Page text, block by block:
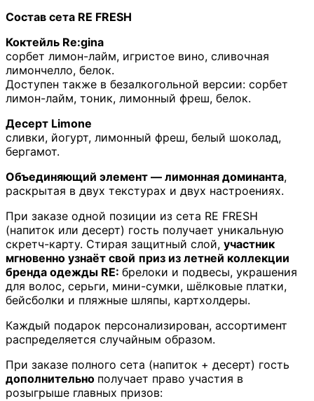
Состав сета RE FRESH
Коктейль Re:gina
сорбет лимон-лайм, игристое вино, сливочная
лимончелло, белок.
Доступен также в безалкогольной версии: сорбет
лимон-лайм, тоник, лимонный фреш, белок.
Десерт Limone
сливки, йогурт, лимонный фреш, белый шоколад,
бергамот.
Объединяющий элемент — лимонная доминанта,
раскрытая в двух текстурах и двух настроениях.
При заказе одной позиции из сета RE FRESH
(напиток или десерт) гость получает уникальную
скретч-карту. Стирая защитный слой, участник
мгновенно узнаёт свой приз из летней коллекции
бренда одежды RE: брелоки и подвесы, украшения
для волос, серьги, мини-сумки, шёлковые платки,
бейсболки и пляжные шляпы, картхолдеры.
Каждый подарок персонализирован, ассортимент
распределяется случайным образом.
При заказе полного сета (напиток + десерт) гость
дополнительно получает право участия в
розыгрыше главных призов: